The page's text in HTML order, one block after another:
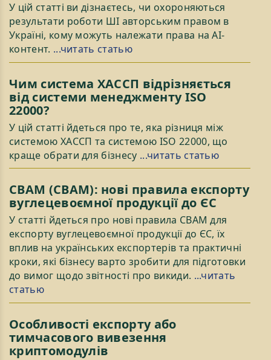
У цій статті ви дізнаєтесь, чи охороняються
результати роботи ШІ авторським правом в
Україні, кому можуть належати права на AI-
контент. ...читать статью
Чим система ХАССП відрізняється
від системи менеджменту ISO
22000?
У цій статті йдеться про те, яка різниця між
системою ХАССП та системою ISO 22000, що
краще обрати для бізнесу ...читать статью
СВАМ (CBAM): нові правила експорту
вуглецевоємної продукції до ЄС
У статті йдеться про нові правила CBAM для
експорту вуглецевоємної продукції до ЄС, їх
вплив на українських експортерів та практичні
кроки, які бізнесу варто зробити для підготовки
до вимог щодо звітності про викиди. ...читать
статью
Особливості експорту або
тимчасового вивезення
криптомодулів